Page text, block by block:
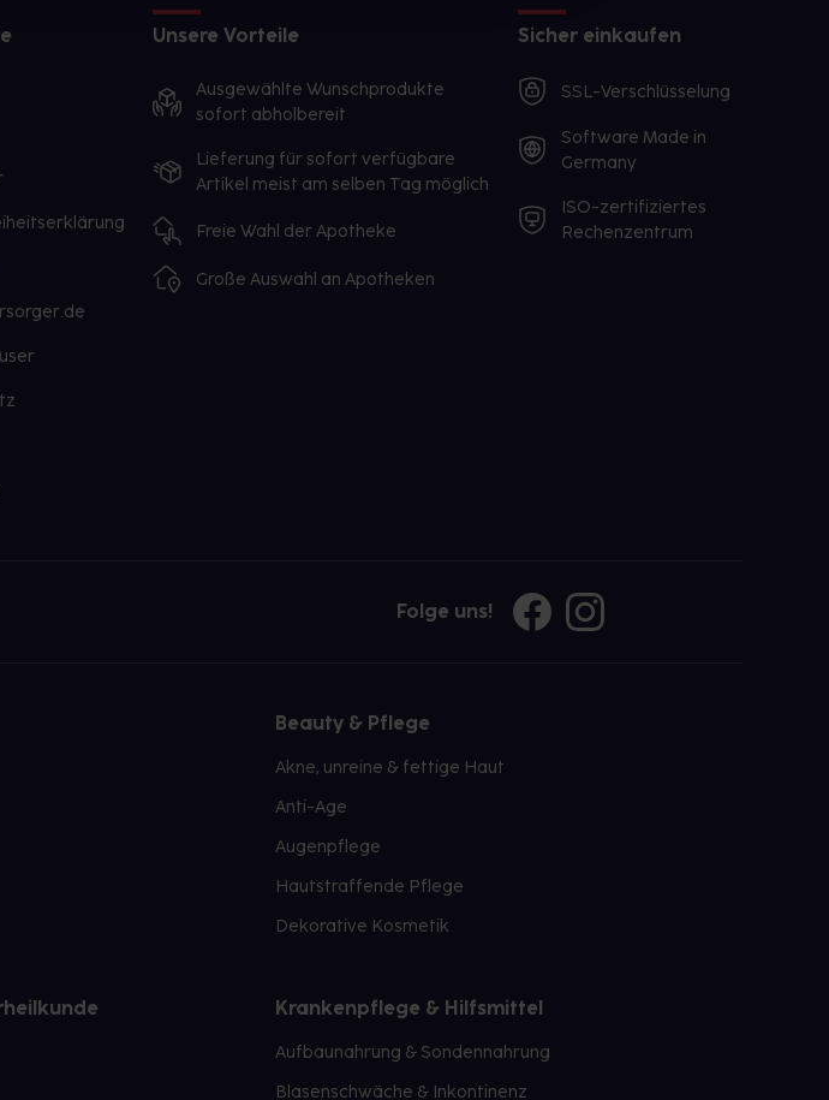
Unsere Vorteile
Ausgewählte Wunschprodukte
sofort abholbereit
Lieferung für sofort verfügbare
Artikel meist am selben Tag möglich
Freie Wahl der Apotheke
Große Auswahl an Apotheken
Sicher einkaufen
SSL-Verschlüsselung
Software Made in
Germany
ISO-zertifiziertes
Rechenzentrum
Folge uns!
Beauty & Pflege
Akne, unreine & fettige Haut
Anti-Age
Augenpflege
Hautstraffende Pflege
Dekorative Kosmetik
Krankenpflege & Hilfsmittel
Aufbaunahrung & Sondennahrung
Blasenschwäche & Inkontinenz